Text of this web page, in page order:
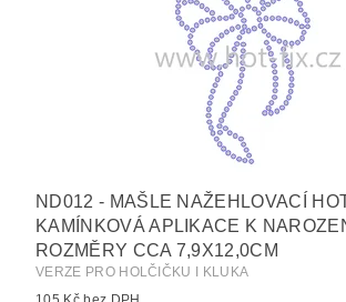
ND012 - MAŠLE NAŽEHLOVACÍ
KAMÍNKOVÁ APLIKACE K
ROZMĚRY CCA 7,9X12,0CM
VERZE PRO HOLČIČKU I KLUKA